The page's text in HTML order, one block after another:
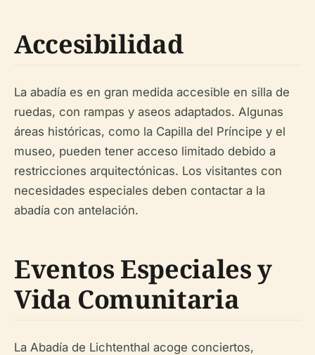
Accesibilidad
La abadía es en gran medida accesible en silla de
ruedas, con rampas y aseos adaptados. Algunas
áreas históricas, como la Capilla del Príncipe y el
museo, pueden tener acceso limitado debido a
restricciones arquitectónicas. Los visitantes con
necesidades especiales deben contactar a la
abadía con antelación.
Eventos Especiales y
Vida Comunitaria
La Abadía de Lichtenthal acoge conciertos,